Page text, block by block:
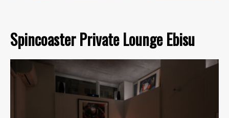
Spincoaster Private Lounge Ebisu